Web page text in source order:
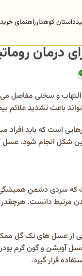
داستان کوهدارراهنمای
درمان
و سختی مفاصل
باعث تشدید علائم
است که باید
شکل انجام شود.
که سردی دشمن همیشگی
مرتبط دانست.
از عسل های تک گل
آویشن و گون گرم
قرار گیرد.